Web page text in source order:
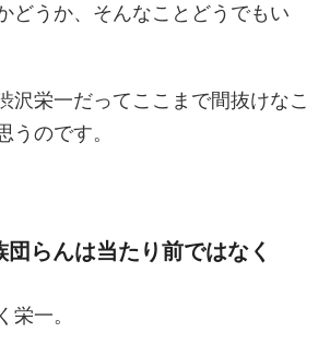
どうか、そんなことどうでもい
沢栄一だってここまで間抜けなこ
うのです。
団らんは当たり前ではなく
栄一。